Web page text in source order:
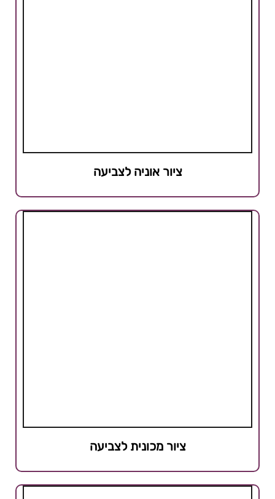
ציור אוניה לצביעה
ציור מכונית לצביעה